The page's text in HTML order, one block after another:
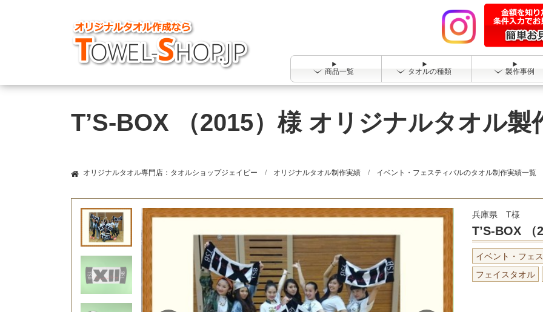
商品一覧 タオルの種類 製作事例
T’S-BOX （2015）様 オリジナルタオル製
オリジナルタオル専門店：タオルショップジェイピー オリジナルタオル制作実績 イベント・フェスティバルのタオル制作実績一覧
兵庫県 T様
T’S-BOX （
イベント・フェ
フェイスタオル